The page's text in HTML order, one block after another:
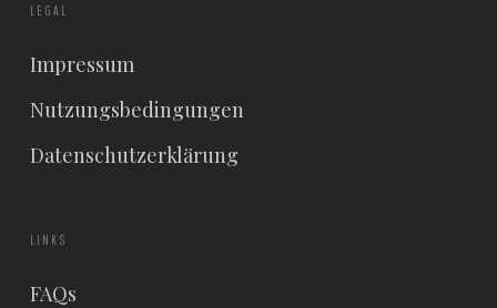
LEGAL
Impressum
Nutzungsbedingungen
Datenschutzerklärung
LINKS
FAQs